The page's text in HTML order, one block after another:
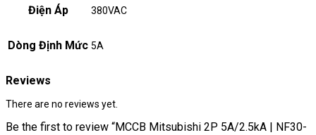
Điện Áp 380VAC
Dòng Định Mức 5A
Reviews
There are no reviews yet.
Be the first to review “MCCB Mitsubishi 2P 5A/2.5kA | NF30-